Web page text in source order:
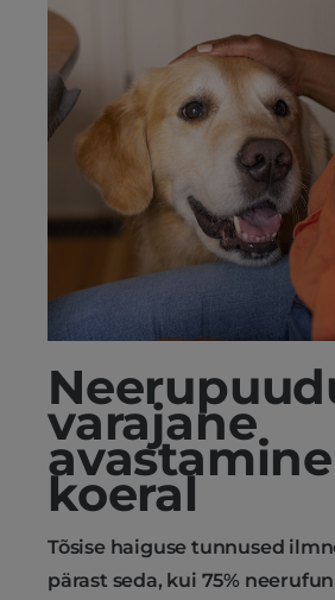
varajane
koeral
Tõsise haiguse tunnused
pärast seda, kui 75%